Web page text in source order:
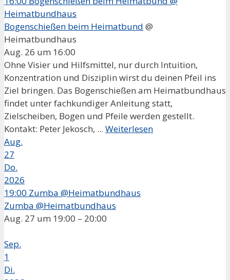
Heimatbundhaus
Bogenschießen beim Heimatbund @
Heimatbundhaus
Aug. 26 um 16:00
Ohne Visier und Hilfsmittel, nur durch Intuition,
Konzentration und Disziplin wirst du deinen Pfeil ins
Ziel bringen. Das Bogenschießen am Heimatbundhaus
findet unter fachkundiger Anleitung statt,
Zielscheiben, Bogen und Pfeile werden gestellt.
Kontakt: Peter Jekosch, ... Weiterlesen
Aug.
27
Do.
2026
19:00 Zumba @Heimatbundhaus
Zumba @Heimatbundhaus
Aug. 27 um 19:00 – 20:00
Sep.
1
Di.